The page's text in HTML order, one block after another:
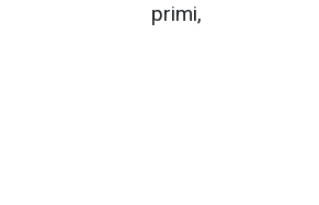
primi,